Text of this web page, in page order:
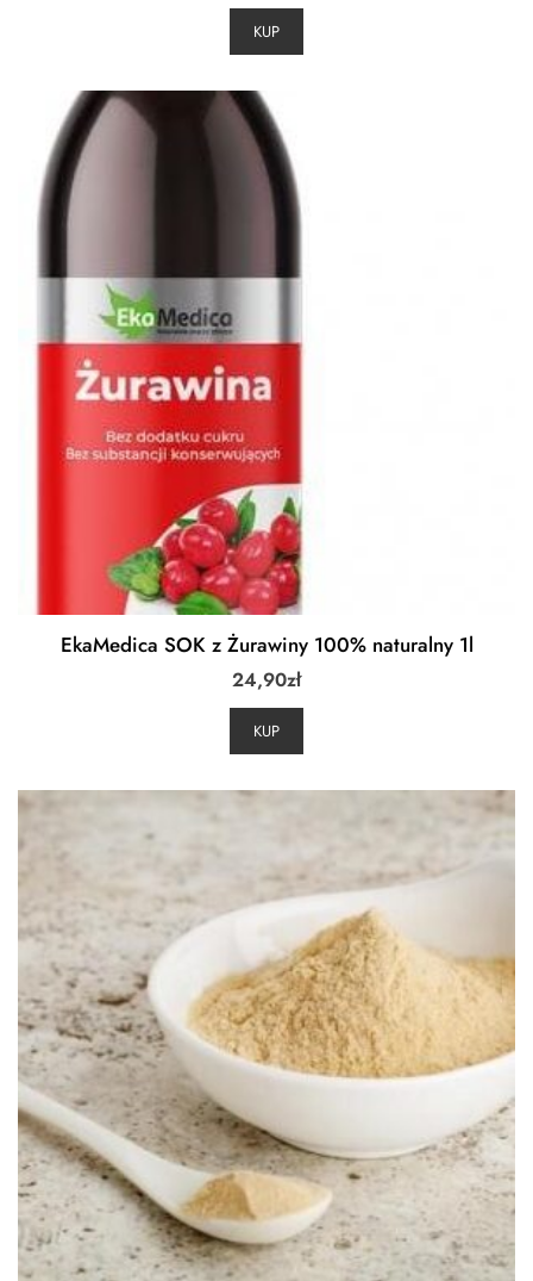
KUP
EkaMedica SOK z Żurawiny 100% naturalny 1l
24,90zł
KUP